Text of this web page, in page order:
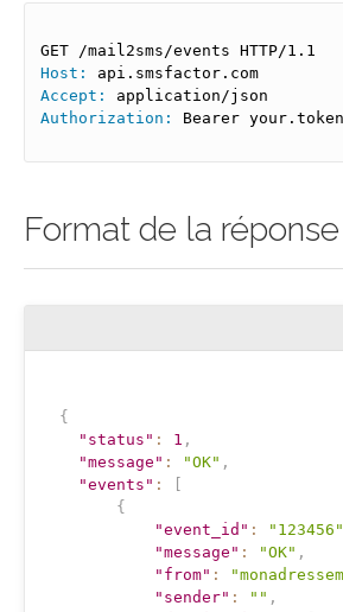
Host:
Accept:
Authorization:
Bearer your.token
Format de la réponse
{
"status" : 1 ,
"message" : "OK" ,
"events" :
{
"event_id" :
"123456"
"message" : "OK" ,
"from" :
"sender" : "" ,